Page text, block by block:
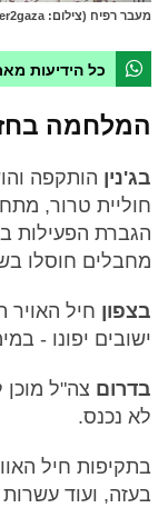
מעבר רפיח (צילום: gloucester2gaza, ויקיפדיה)
כל הידיעות
המלחמה
בג'נין הותקפה
חוליית טרור,
מחבלים חוסלו
בצפון
ישובים יפונו -
בדרום צה"ל
לא נכנס.
בתקיפות חיל